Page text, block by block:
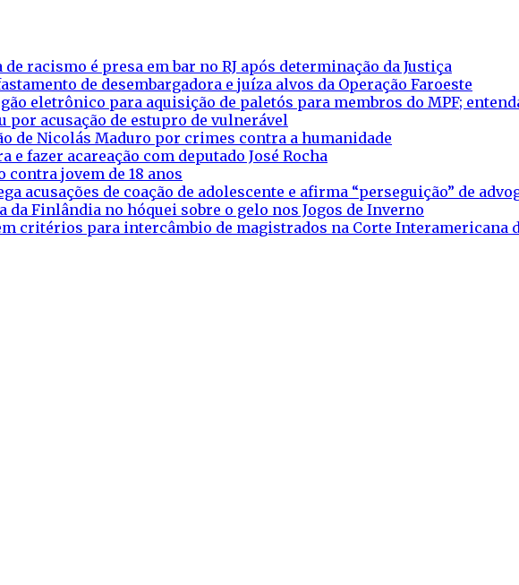
racismo é presa em bar no RJ após determinação da Justiça
de desembargadora e juíza alvos da Operação Faroeste
eletrônico para aquisição de paletós para membros do MPF;
por acusação de estupro de vulnerável
de Nicolás Maduro por crimes contra a humanidade
e fazer acareação com deputado José Rocha
contra jovem de 18 anos
acusações de coação de adolescente e afirma “perseguição” de
da Finlândia no hóquei sobre o gelo nos Jogos de Inverno
critérios para intercâmbio de magistrados na Corte Interamericana